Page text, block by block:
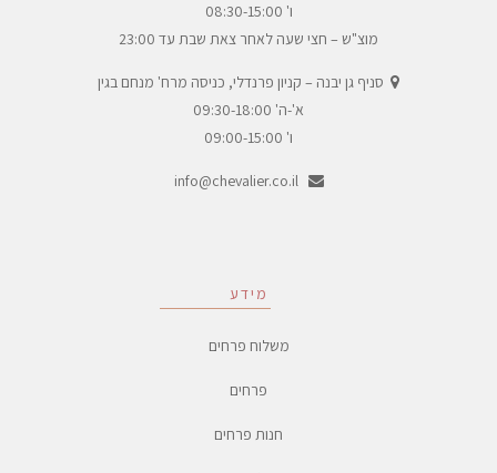
מידע
משלוח פרחים
פרחים
חנות פרחים
ו' 08:30-15:00
מוצ"ש – חצי שעה לאחר צאת שבת עד 23:00
סניף גן יבנה – קניון פרנדלי, כניסה מרח' מנחם בגין
א'-ה' 09:30-18:00
ו' 09:00-15:00
info@chevalier.co.il